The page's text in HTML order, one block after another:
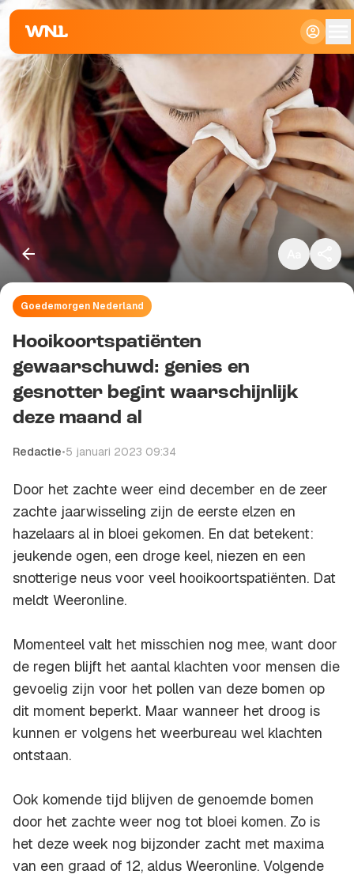
Klein
Standaard
Groot
Goedemorgen Nederland
Hooikoortspatiënten
gewaarschuwd: genies en
gesnotter begint waarschijnlijk
deze maand al
Redactie•5 januari 2023 09:34
Door het zachte weer eind december en de zeer
zachte jaarwisseling zijn de eerste elzen en
hazelaars al in bloei gekomen. En dat betekent:
jeukende ogen, een droge keel, niezen en een
snotterige neus voor veel hooikoortspatiënten. Dat
meldt Weeronline.
Momenteel valt het misschien nog mee, want door
de regen blijft het aantal klachten voor mensen die
gevoelig zijn voor het pollen van deze bomen op
dit moment beperkt. Maar wanneer het droog is
kunnen er volgens het weerbureau wel klachten
ontstaan.
Ook komende tijd blijven de genoemde bomen
door het zachte weer nog tot bloei komen. Zo is
het deze week nog bijzonder zacht met maxima
van een graad of 12, aldus Weeronline. Volgende